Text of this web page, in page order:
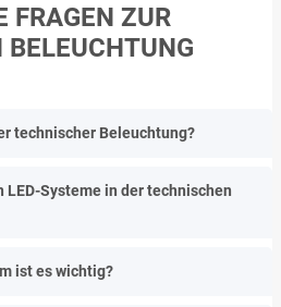
FRAGEN ZUR
technischer Beleuchtung?
Systeme in der technischen
ist es wichtig?